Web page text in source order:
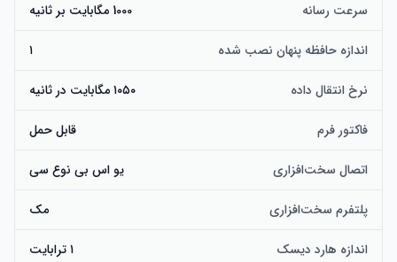
سرعت رسانه 1000 مگابایت بر ثانیه
اندازه حافظه پنهان نصب شده ۱
نرخ انتقال داده ۱۰۵۰ مگابایت در ثانیه
فاکتور فرم قابل حمل
اتصال سخت‌افزاری یو اس بی نوع سی
پلتفرم سخت‌افزاری مک
اندازه هارد دیسک ۱ ترابایت